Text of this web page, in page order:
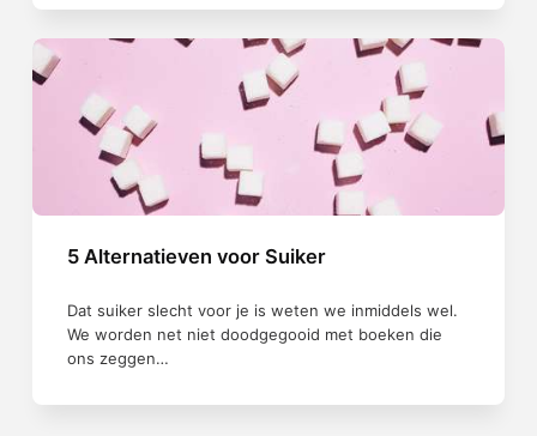
5 Alternatieven voor Suiker
Dat suiker slecht voor je is weten we inmiddels wel.
We worden net niet doodgegooid met boeken die
ons zeggen…